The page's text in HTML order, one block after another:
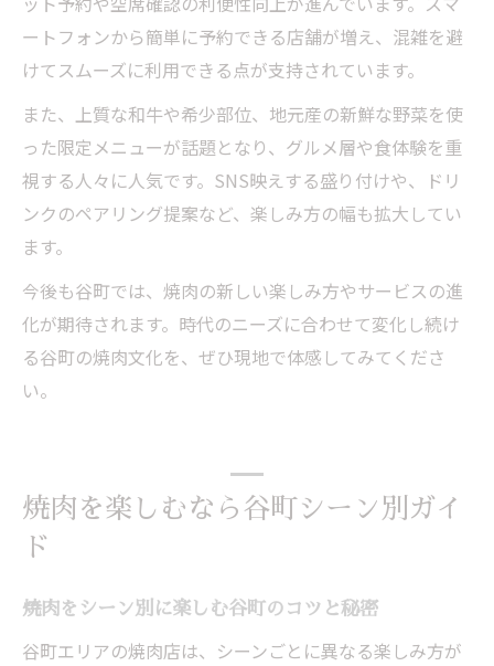
ートフォンから簡単に予約できる店舗が増え、混雑を避
けてスムーズに利用できる点が支持されています。
また、上質な和牛や希少部位、地元産の新鮮な野菜を使
った限定メニューが話題となり、グルメ層や食体験を重
視する人々に人気です。SNS映えする盛り付けや、ドリ
ンクのペアリング提案など、楽しみ方の幅も拡大してい
ます。
今後も谷町では、焼肉の新しい楽しみ方やサービスの進
化が期待されます。時代のニーズに合わせて変化し続け
る谷町の焼肉文化を、ぜひ現地で体感してみてくださ
い。
焼肉を楽しむなら谷町シーン別ガイ
ド
焼肉をシーン別に楽しむ谷町のコツと秘密
谷町エリアの焼肉店は、シーンごとに異なる楽しみ方が